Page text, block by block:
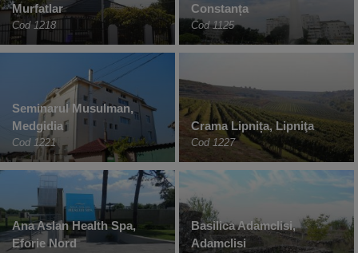
Murfatlar
Cod 1218
Constanța
Cod 1125
Seminarul Musulman,
Medgidia
Cod 1221
Crama Lipnița, Lipniţa
Cod 1227
Ana Aslan Health Spa,
Eforie Nord
Basilica Adamclisi,
Adamclisi